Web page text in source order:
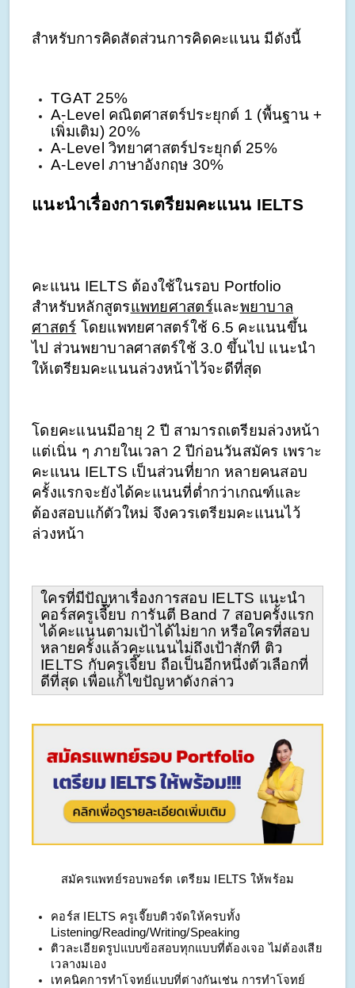
สำหรับการคิดสัดส่วนการคิดคะแนน มีดังนี้
TGAT 25%
A-Level คณิตศาสตร์ประยุกต์ 1 (พื้นฐาน +
เพิ่มเติม) 20%
A-Level วิทยาศาสตร์ประยุกต์ 25%
A-Level ภาษาอังกฤษ 30%
แนะนำเรื่องการเตรียมคะแนน IELTS
คะแนน IELTS ต้องใช้ในรอบ Portfolio
สำหรับหลักสูตรแพทยศาสตร์และพยาบาล
ศาสตร์ โดยแพทยศาสตร์ใช้ 6.5 คะแนนขึ้น
ไป ส่วนพยาบาลศาสตร์ใช้ 3.0 ขึ้นไป แนะนำ
ให้เตรียมคะแนนล่วงหน้าไว้จะดีที่สุด
โดยคะแนนมีอายุ 2 ปี สามารถเตรียมล่วงหน้า
แต่เนิ่น ๆ ภายในเวลา 2 ปีก่อนวันสมัคร เพราะ
คะแนน IELTS เป็นส่วนที่ยาก หลายคนสอบ
ครั้งแรกจะยังได้คะแนนที่ต่ำกว่าเกณฑ์และ
ต้องสอบแก้ตัวใหม่ จึงควรเตรียมคะแนนไว้
ล่วงหน้า
ใครที่มีปัญหาเรื่องการสอบ IELTS แนะนำ
คอร์สครูเจี๊ยบ การันตี Band 7 สอบครั้งแรก
ได้คะแนนตามเป้าได้ไม่ยาก หรือใครที่สอบ
หลายครั้งแล้วคะแนนไม่ถึงเป้าสักที ติว
IELTS กับครูเจี๊ยบ ถือเป็นอีกหนึ่งตัวเลือกที่
ดีที่สุด เพื่อแก้ไขปัญหาดังกล่าว
สมัครแพทย์รอบพอร์ต เตรียม IELTS ให้พร้อม
คอร์ส IELTS ครูเจี๊ยบติวจัดให้ครบทั้ง
Listening/Reading/Writing/Speaking
ติวละเอียดรูปแบบข้อสอบทุกแบบที่ต้องเจอ ไม่ต้องเสีย
เวลางมเอง
เทคนิคการทำโจทย์แบบที่ต่างกันเช่น การทำโจทย์